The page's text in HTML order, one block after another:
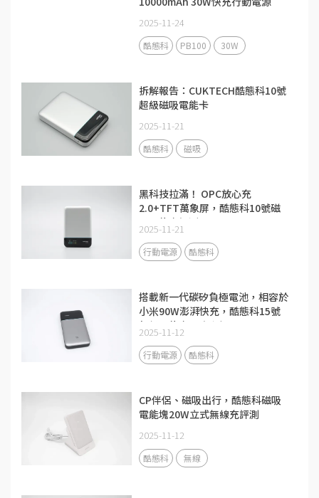
2025-11-24
酷態科 PB100 30W
拆解報告：CUKTECH酷態科10號
超級磁吸電能卡
2025-11-21
酷態科 磁吸
黑科技拉滿！ OPC放心充
2.0+TFT萬象屏，酷態科10號磁
吸電能卡評測
2025-11-21
行動電源 酷態科
搭載新一代碳矽負極電池，相容於
小米90W澎湃快充，酷態科15號
超級電能卡Air評測
2025-11-12
行動電源 酷態科
CP伴侶、磁吸出行，酷態科磁吸
電能塊20W立式無線充評測
2025-11-12
酷態科 無線